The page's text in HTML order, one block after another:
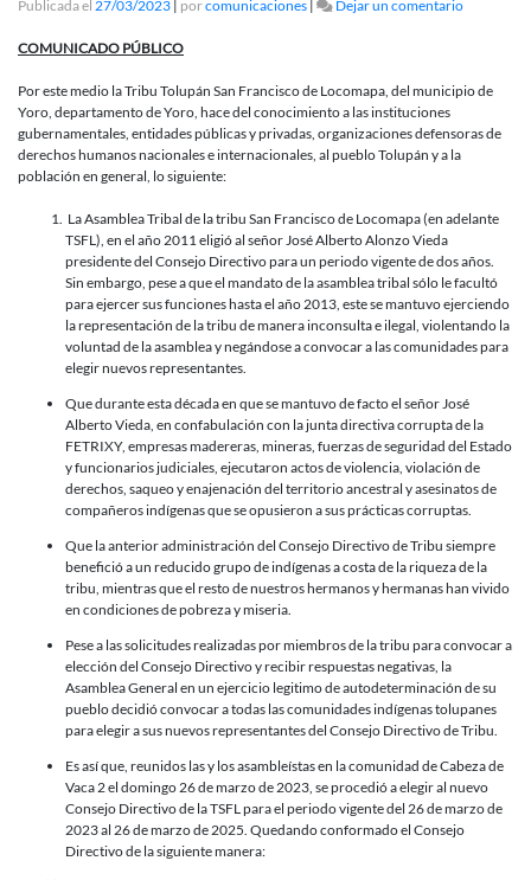
Publicada el 27/03/2023 porcomunicaciones Dejar un comentarioen
NUEVO
SAN
LOCOMPA
COMUNICADO PÚBLICO
Por este medio la Tribu Tolupán San Francisco de Locomapa, del municipio de
Yoro, departamento de Yoro, hace del conocimiento a las instituciones
gubernamentales, entidades públicas y privadas, organizaciones defensoras de
derechos humanos nacionales e internacionales, al pueblo Tolupán y a la
población en general, lo siguiente:
La Asamblea Tribal de la tribu San Francisco de Locomapa (en adelante
TSFL), en el año 2011 eligió al señor José Alberto Alonzo Vieda
presidente del Consejo Directivo para un periodo vigente de dos años.
Sin embargo, pese a que el mandato de la asamblea tribal sólo le facultó
para ejercer sus funciones hasta el año 2013, este se mantuvo ejerciendo
la representación de la tribu de manera inconsulta e ilegal, violentando la
voluntad de la asamblea y negándose a convocar a las comunidades para
elegir nuevos representantes.
Que durante esta década en que se mantuvo de facto el señor José
Alberto Vieda, en confabulación con la junta directiva corrupta de la
FETRIXY, empresas madereras, mineras, fuerzas de seguridad del Estado
y funcionarios judiciales, ejecutaron actos de violencia, violación de
derechos, saqueo y enajenación del territorio ancestral y asesinatos de
compañeros indígenas que se opusieron a sus prácticas corruptas.
Que la anterior administración del Consejo Directivo de Tribu siempre
benefició a un reducido grupo de indígenas a costa de la riqueza de la
tribu, mientras que el resto de nuestros hermanos y hermanas han vivido
en condiciones de pobreza y miseria.
Pese a las solicitudes realizadas por miembros de la tribu para convocar a
elección del Consejo Directivo y recibir respuestas negativas, la
Asamblea General en un ejercicio legitimo de autodeterminación de su
pueblo decidió convocar a todas las comunidades indígenas tolupanes
para elegir a sus nuevos representantes del Consejo Directivo de Tribu.
Es así que, reunidos las y los asambleístas en la comunidad de Cabeza de
Vaca 2 el domingo 26 de marzo de 2023, se procedió a elegir al nuevo
Consejo Directivo de la TSFL para el periodo vigente del 26 de marzo de
2023 al 26 de marzo de 2025. Quedando conformado el Consejo
Directivo de la siguiente manera: